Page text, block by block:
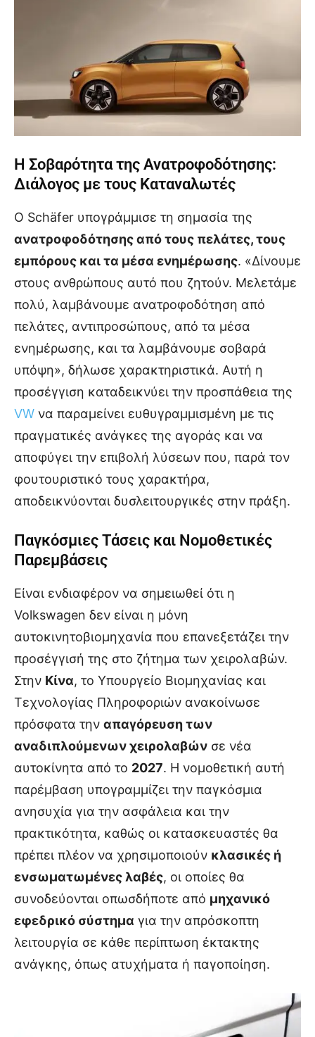
Η Σοβαρότητα της Ανατροφοδότησης:
Διάλογος με τους Καταναλωτές
Ο Schäfer υπογράμμισε τη σημασία της
ανατροφοδότησης από τους πελάτες, τους
εμπόρους και τα μέσα ενημέρωσης. «Δίνουμε
στους ανθρώπους αυτό που ζητούν. Μελετάμε
πολύ, λαμβάνουμε ανατροφοδότηση από
πελάτες, αντιπροσώπους, από τα μέσα
ενημέρωσης, και τα λαμβάνουμε σοβαρά
υπόψη», δήλωσε χαρακτηριστικά. Αυτή η
προσέγγιση καταδεικνύει την προσπάθεια της
VW να παραμείνει ευθυγραμμισμένη με τις
πραγματικές ανάγκες της αγοράς και να
αποφύγει την επιβολή λύσεων που, παρά τον
φουτουριστικό τους χαρακτήρα,
αποδεικνύονται δυσλειτουργικές στην πράξη.
Παγκόσμιες Τάσεις και Νομοθετικές
Παρεμβάσεις
Είναι ενδιαφέρον να σημειωθεί ότι η
Volkswagen δεν είναι η μόνη
αυτοκινητοβιομηχανία που επανεξετάζει την
προσέγγισή της στο ζήτημα των χειρολαβών.
Στην Κίνα, το Υπουργείο Βιομηχανίας και
Τεχνολογίας Πληροφοριών ανακοίνωσε
πρόσφατα την απαγόρευση των
αναδιπλούμενων χειρολαβών σε νέα
αυτοκίνητα από το 2027. Η νομοθετική αυτή
παρέμβαση υπογραμμίζει την παγκόσμια
ανησυχία για την ασφάλεια και την
πρακτικότητα, καθώς οι κατασκευαστές θα
πρέπει πλέον να χρησιμοποιούν κλασικές ή
ενσωματωμένες λαβές, οι οποίες θα
συνοδεύονται οπωσδήποτε από μηχανικό
εφεδρικό σύστημα για την απρόσκοπτη
λειτουργία σε κάθε περίπτωση έκτακτης
ανάγκης, όπως ατυχήματα ή παγοποίηση.